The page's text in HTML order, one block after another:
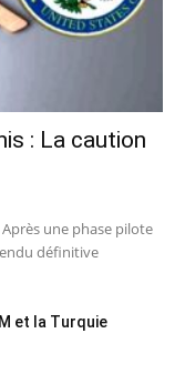
: La caution
une phase pilote
définitive
et la Turquie